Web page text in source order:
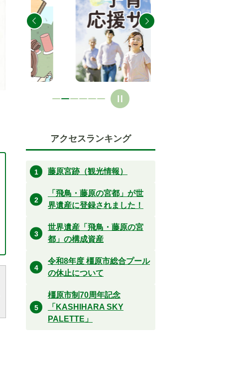
の
ス
ラ
イ
ド
アクセスランキング
藤原宮跡（観光情報）
「飛鳥・藤原の宮都」が世
界遺産に登録されました！
世界遺産「飛鳥・藤原の宮
都」の構成資産
令和8年度 橿原市総合プール
の休止について
橿原市制70周年記念
「KASHIHARA SKY
PALETTE」